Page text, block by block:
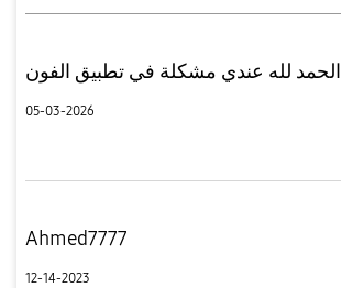
الحمد لله عندي مشكلة في تطبيق الفون
05-03-2026
Ahmed7777
12-14-2023